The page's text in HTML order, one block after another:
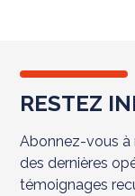
RESTEZ
Abonnez-vous à
des dernières
témoignages